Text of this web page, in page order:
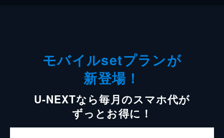
モバイルsetプランが
新登場！
U-NEXTなら毎月のスマホ代が
ずっとお得に！